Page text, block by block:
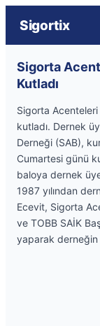
Sigortix
Sigorta
Kutladı
Sigorta Acenteleri
kutladı. Dernek
Derneği (SAB),
Cumartesi günü
baloya dernek
1987 yılından
Ecevit, Sigorta
ve TOBB SAİK
yaparak